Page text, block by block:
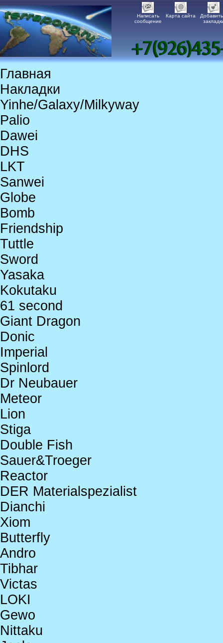
Написать
сообщение
Карта сайта
Главная
Накладки
Yinhe/Galaxy/Milkyway
Palio
Dawei
DHS
LKT
Sanwei
Globe
Bomb
Friendship
Tuttle
Sword
Yasaka
Kokutaku
61 second
Giant Dragon
Donic
Imperial
Spinlord
Dr Neubauer
Meteor
Lion
Stiga
Double Fish
Sauer&Troeger
Reactor
DER Materialspezialist
Dianchi
Xiom
Butterfly
Andro
Tibhar
Victas
LOKI
Gewo
Nittaku